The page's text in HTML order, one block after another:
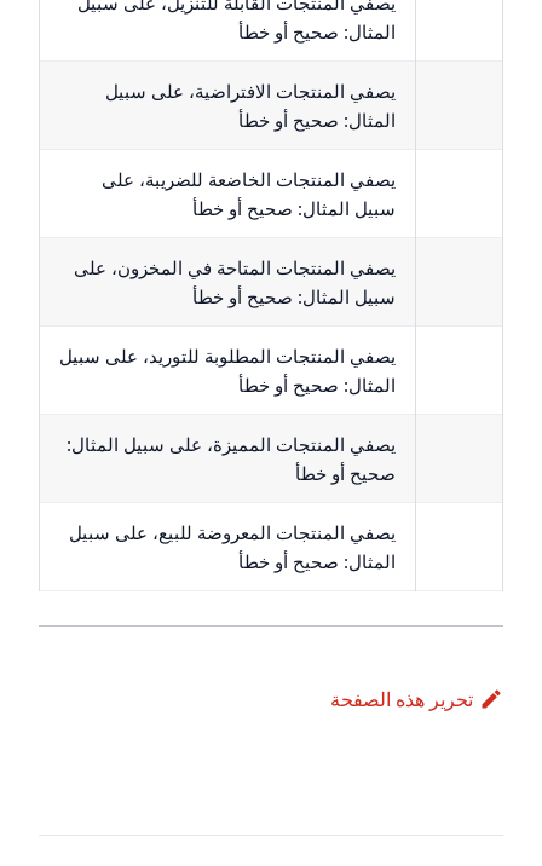
المثال: صحيح أو خطأ
يصفي المنتجات الافتراضية، على سبيل
المثال: صحيح أو خطأ
يصفي المنتجات الخاضعة للضريبة، على
سبيل المثال: صحيح أو خطأ
يصفي المنتجات المتاحة في المخزون، على
سبيل المثال: صحيح أو خطأ
يصفي المنتجات المطلوبة للتوريد، على سبيل
المثال: صحيح أو خطأ
يصفي المنتجات المميزة، على سبيل المثال:
صحيح أو خطأ
يصفي المنتجات المعروضة للبيع، على سبيل
المثال: صحيح أو خطأ
تحرير هذه الصفحة